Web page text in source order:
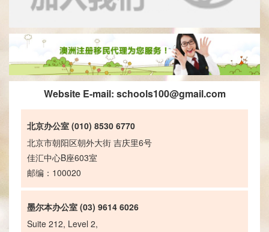
Website E-mail: schools100@gmail.com
北京办公室 (010) 8530 6770
北京市朝阳区朝外大街 吉庆里6号
佳汇中心B座603室
邮编：100020
墨尔本办公室 (03) 9614 6026
Suite 212, Level 2,